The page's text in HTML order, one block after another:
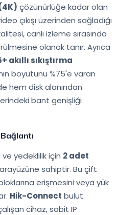
çözünürlüğe kadar olan
çıkışı üzerinden sağladığı
canlı izleme sırasında
olanak tanır. Ayrıca
akıllı sıkıştırma
boyutunu %75'e varan
hem disk alanından
bant genişliği
ve yedeklilik için 2 adet
arayüzüne sahiptir. Bu çift
erişmesini veya yük
Hik-Connect bulut
cihaz, sabit IP